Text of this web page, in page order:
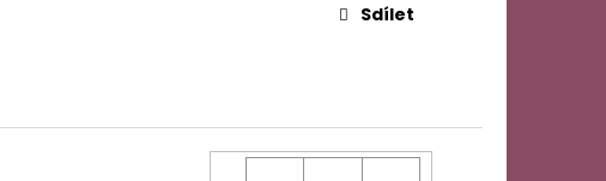
Sdílet